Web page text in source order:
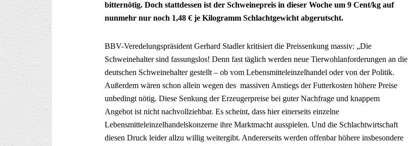
bitternötig. Doch stattdessen ist der Schweinepreis in dieser Woche um 9 Cent/kg auf
nunmehr nur noch 1,48 € je Kilogramm Schlachtgewicht abgerutscht.
BBV-Veredelungspräsident Gerhard Stadler kritisiert die Preissenkung massiv: „Die
Schweinehalter sind fassungslos! Denn fast täglich werden neue Tierwohlanforderungen an die
deutschen Schweinehalter gestellt – ob vom Lebensmitteleinzelhandel oder von der Politik.
Außerdem wären schon allein wegen des massiven Anstiegs der Futterkosten höhere Preise
unbedingt nötig. Diese Senkung der Erzeugerpreise bei guter Nachfrage und knappem
Angebot ist nicht nachvollziehbar. Es scheint, dass hier einerseits einzelne
Lebensmitteleinzelhandelskonzerne ihre Marktmacht ausspielen. Und die Schlachtwirtschaft
diesen Druck leider allzu willig weitergibt. Andererseits werden offenbar höhere insbesondere